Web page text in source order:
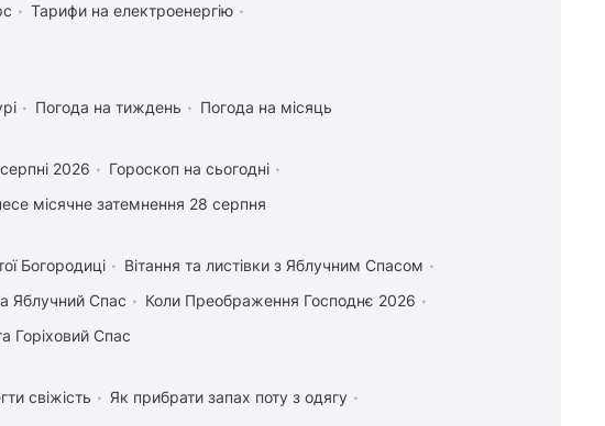
Тарифи на електроенергію
Погода на тиждень Погода на місяць
2026
Гороскоп на сьогодні
місячне затемнення 28 серпня
Богородиці
Вітання та листівки з Яблучним Спасом
Яблучний Спас
Коли Преображення Господнє 2026
Горіховий Спас
свіжість
Як прибрати запах поту з одягу